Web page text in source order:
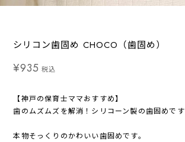
シリコン歯固め CHOCO（歯固め）
¥935 税込
【神戸の保育士ママおすすめ】
歯のムズムズを解消！シリコーン製の歯固めです
本物そっくりのかわいい歯固めです。